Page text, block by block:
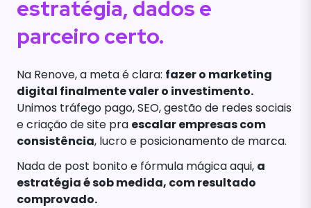
estratégia, dados e
parceiro certo.
Na Renove, a meta é clara: fazer o marketing
digital finalmente valer o investimento.
Unimos tráfego pago, SEO, gestão de redes sociais
e criação de site pra escalar empresas com
consistência, lucro e posicionamento de marca.
Nada de post bonito e fórmula mágica aqui, a
estratégia é sob medida, com resultado
comprovado.